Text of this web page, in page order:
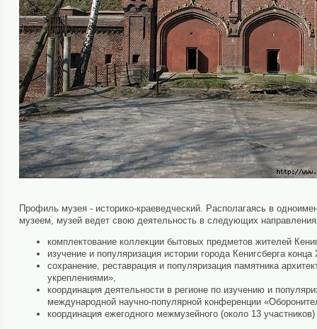
Профиль музея - историко-краеведческий. Располагаясь в
музеем, музей ведет свою деятельность в следующих
комплектование коллекции бытовых предметов жителей
изучение и популяризация истории города Кенигсберга
сохранение, реставрация и популяризация памятника
укреплениями»,
координация деятельности в регионе по изучению и
международной научно-популярной конференции
координация ежегодного межмузейного (около 13